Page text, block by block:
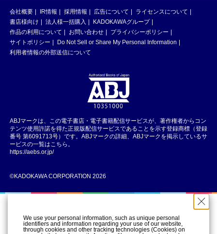
会社概要 IR情報 採用情報 広告について
ライセンスについて
書店様向け
法人様一括購入
KADOKAWAグループ
作品の利用について
お問い合わせ
プライバシーポリシー
サイトポリシー
Do Not Sell or Share My Personal Information
利用者情報の外部送信について
ABJマークは、この電子書店・電子書籍配信サービスが、著作権者からコン
テンツ使用許諾を得た正規版配信サービスであることを示す登録商標（登録
番号 第6091713号）です。ABJマークの詳細、ABJマークを掲示しているサ
ービスの一覧はこちら。
https://aebs.or.jp/
©KADOKAWA CORPORATION 2026
We use your personal information, such as unique personal
identifiers and information regarding your use of our website,
through cookies and other tracking technologies (Cookies) on